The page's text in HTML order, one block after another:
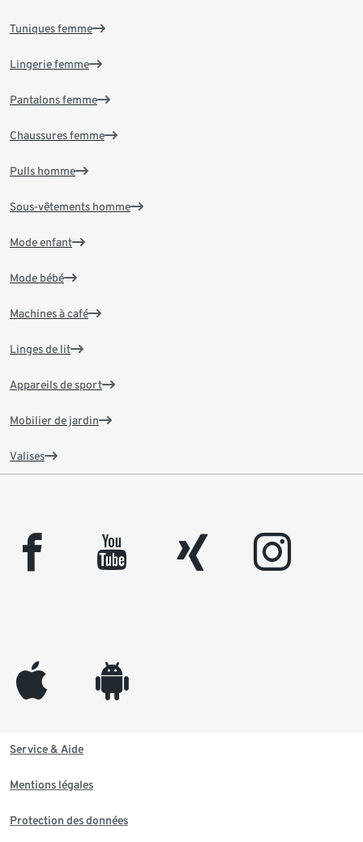
Tuniques femme
Lingerie femme
Pantalons femme
Chaussures femme
Pulls homme
Sous-vêtements homme
Mode enfant
Mode bébé
Machines à café
Linges de lit
Appareils de sport
Mobilier de jardin
Valises
facebook youtube xing instagram
appleinc android
Service & Aide
Mentions légales
Protection des données